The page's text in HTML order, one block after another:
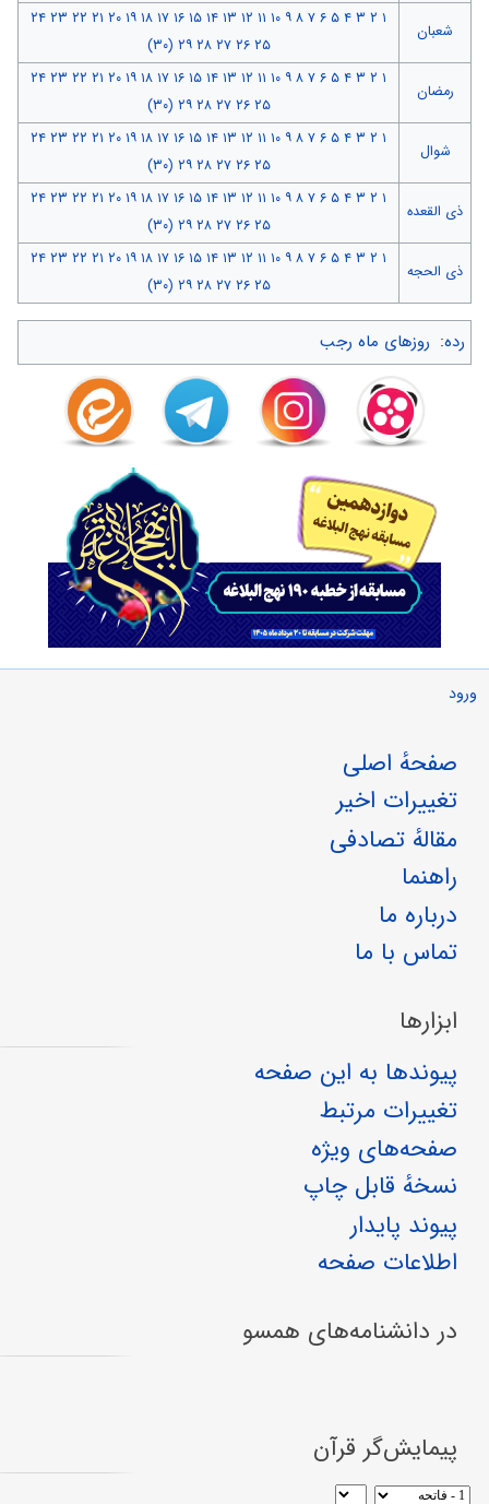
شعبان
۱ ۲ ۳ ۴ ۵ ۶ ۷ ۸ ۹ ۱۰ ۱۱ ۱۲ ۱۳ ۱۴ ۱۵ ۱۶ ۱۷ ۱۸ ۱۹ ۲۰ ۲۱ ۲۲ ۲۳ ۲۴
۲۵ ۲۶ ۲۷ ۲۸ ۲۹ (۳۰)
رمضان
۱ ۲ ۳ ۴ ۵ ۶ ۷ ۸ ۹ ۱۰ ۱۱ ۱۲ ۱۳ ۱۴ ۱۵ ۱۶ ۱۷ ۱۸ ۱۹ ۲۰ ۲۱ ۲۲ ۲۳ ۲۴
۲۵ ۲۶ ۲۷ ۲۸ ۲۹ (۳۰)
شوال
۱ ۲ ۳ ۴ ۵ ۶ ۷ ۸ ۹ ۱۰ ۱۱ ۱۲ ۱۳ ۱۴ ۱۵ ۱۶ ۱۷ ۱۸ ۱۹ ۲۰ ۲۱ ۲۲ ۲۳ ۲۴
۲۵ ۲۶ ۲۷ ۲۸ ۲۹ (۳۰)
ذی القعده
۱ ۲ ۳ ۴ ۵ ۶ ۷ ۸ ۹ ۱۰ ۱۱ ۱۲ ۱۳ ۱۴ ۱۵ ۱۶ ۱۷ ۱۸ ۱۹ ۲۰ ۲۱ ۲۲ ۲۳ ۲۴
۲۵ ۲۶ ۲۷ ۲۸ ۲۹ (۳۰)
ذی الحجه
۱ ۲ ۳ ۴ ۵ ۶ ۷ ۸ ۹ ۱۰ ۱۱ ۱۲ ۱۳ ۱۴ ۱۵ ۱۶ ۱۷ ۱۸ ۱۹ ۲۰ ۲۱ ۲۲ ۲۳ ۲۴
۲۵ ۲۶ ۲۷ ۲۸ ۲۹ (۳۰)
رده: روزهای ماه رجب
ورود
صفحهٔ اصلی
تغییرات اخیر
مقالهٔ تصادفی
راهنما
درباره ما
تماس با ما
ابزارها
پیوندها به این صفحه
تغییرات مرتبط
صفحه‌های ویژه
نسخهٔ قابل چاپ
پیوند پایدار
اطلاعات صفحه
در دانشنامه‌های همسو
پیمایش‌گر قرآن